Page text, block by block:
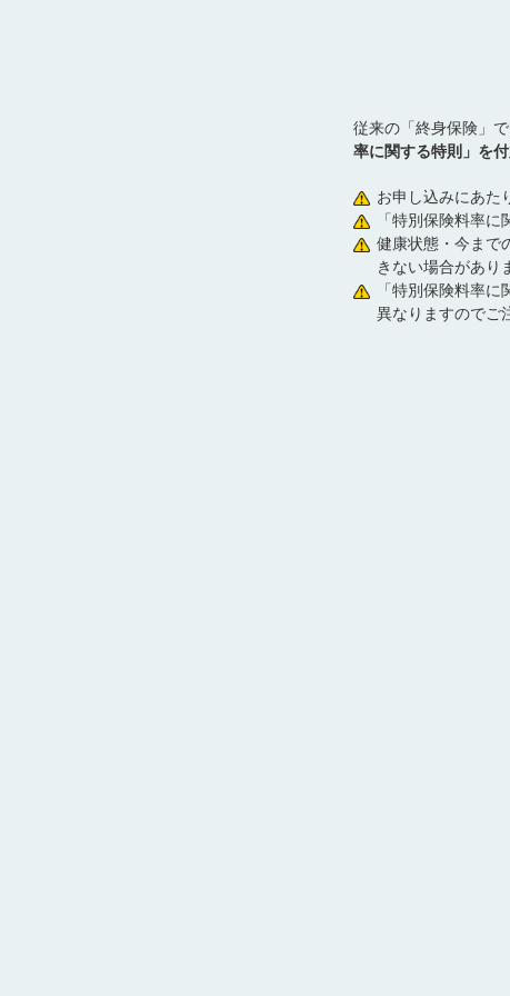
従来の「終身保険」
率に関する特則」を
お申し込みにあた
「特別保険料率
健康状態・今まで
きない場合があり
「特別保険料率
異なりますのでご